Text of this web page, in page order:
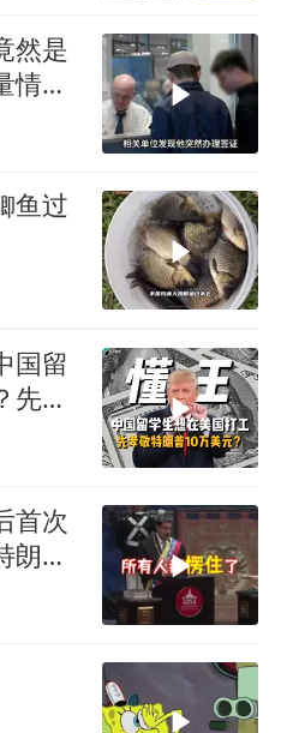
然是
情
鱼过
国留
先孝
首次
朗普